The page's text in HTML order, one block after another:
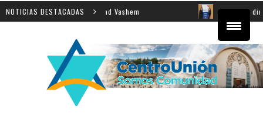
NOTICIAS DESTACADAS
de la Shoá en Yad Vashem El equipo directivo